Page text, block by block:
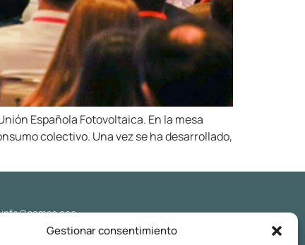
Gestionar consentimiento
Española Fotovoltaica. En la mesa
colectivo. Una vez se ha desarrollado,
info@samso.eco